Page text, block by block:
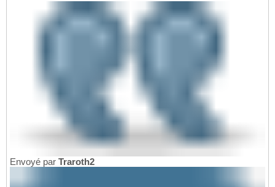
Envoyé par Traroth2